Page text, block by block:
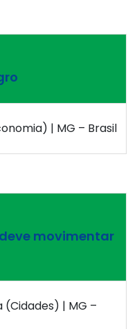
| MG – Brasil
movimentar
(Cidades) | MG –